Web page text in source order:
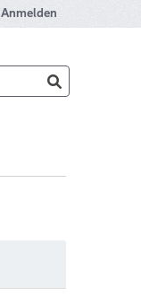
Anmelden